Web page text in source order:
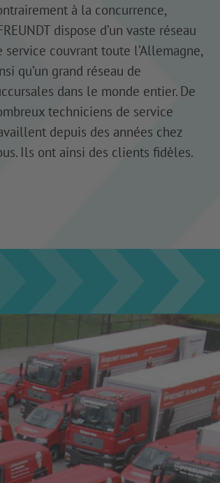
à la concurrence,
dispose d’un vaste réseau
service couvrant toute l’Allemagne,
qu’un grand réseau de
dans le monde entier. De
techniciens de service
depuis des années chez
Ils ont ainsi des clients fidèles.